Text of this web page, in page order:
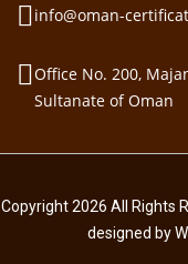
info@oman-
Office No. 200,
Sultanate of Oman
Copyright 2026 All Rights
designed by